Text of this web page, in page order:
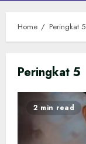
Home Peringkat 5
Peringkat 5
2 min read